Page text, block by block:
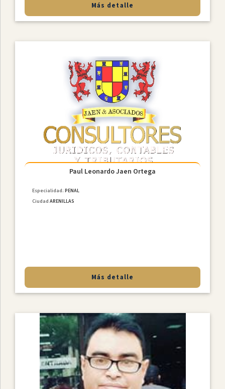
Más detalle
Paul Leonardo Jaen Ortega
Especialidad:PENAL
Ciudad ARENILLAS
Más detalle